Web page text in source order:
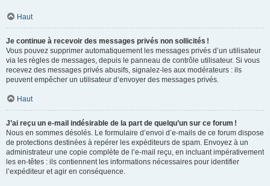
Haut
Je continue à recevoir des messages privés non sollicités !
Vous pouvez supprimer automatiquement les messages privés d’un utilisateur
via les règles de messages, depuis le panneau de contrôle utilisateur. Si vous
recevez des messages privés abusifs, signalez-les aux modérateurs : ils
peuvent empêcher un utilisateur d’envoyer des messages privés.
Haut
J’ai reçu un e-mail indésirable de la part de quelqu’un sur ce forum !
Nous en sommes désolés. Le formulaire d’envoi d’e-mails de ce forum dispose
de protections destinées à repérer les expéditeurs de spam. Envoyez à un
administrateur une copie complète de l’e-mail reçu, en incluant impérativement
les en-têtes : ils contiennent les informations nécessaires pour identifier
l’expéditeur et agir en conséquence.